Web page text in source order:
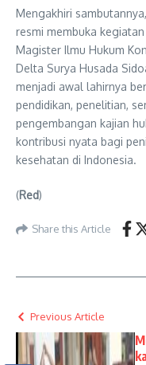
Mengakhiri
resmi membuka
Magister Ilmu Hukum
Delta Surya Husada
menjadi awal lahirnya
pendidikan, penelitian,
pengembangan kajian
kontribusi nyata bagi
kesehatan di Indonesia.
(Red)
Share this Article
Previous Article